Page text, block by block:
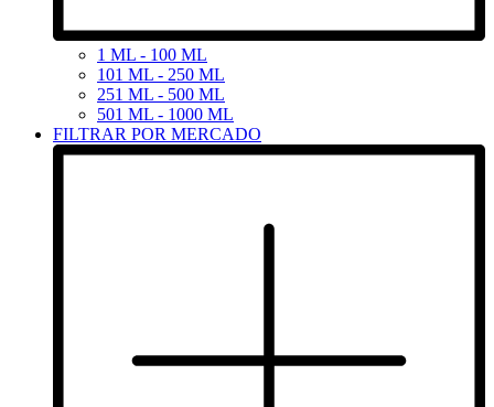
1 ML - 100 ML
101 ML - 250 ML
251 ML - 500 ML
501 ML - 1000 ML
FILTRAR POR MERCADO